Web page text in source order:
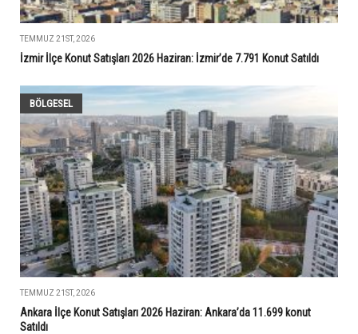
TEMMUZ 21ST, 2026
İzmir İlçe Konut Satışları 2026 Haziran: İzmir’de 7.791 Konut Satıldı
BÖLGESEL
TEMMUZ 21ST, 2026
Ankara İlçe Konut Satışları 2026 Haziran: Ankara’da 11.699 konut
Satıldı